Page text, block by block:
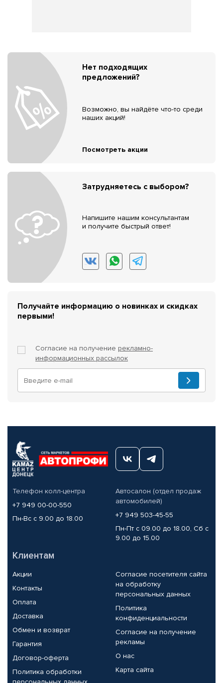
Нет подходящих
предложений?
Возможно, вы найдёте что-то среди
наших акций!
Посмотреть акции
Затрудняетесь с выбором?
Напишите нашим консультантам
и получите быстрый ответ!
Получайте информацию о новинках и скидках
первыми!
Согласие на получение рекламно-
информационных рассылок
Телефон колл-центра
+7 949 00-00-550
Пн-Вс с 9.00 до 18.00
Автосалон (отдел продаж
автомобилей)
+7 949 503-45-55
Пн-Пт с 09.00 до 18.00, Сб с
9.00 до 15.00
Клиентам
Акции
Контакты
Оплата
Доставка
Обмен и возврат
Гарантия
Договор-оферта
Политика обработки
Согласие посетителя сайта
на обработку
персональных данных
Политика
конфиденциальности
Согласие на получение
рекламы
О нас
Карта сайта